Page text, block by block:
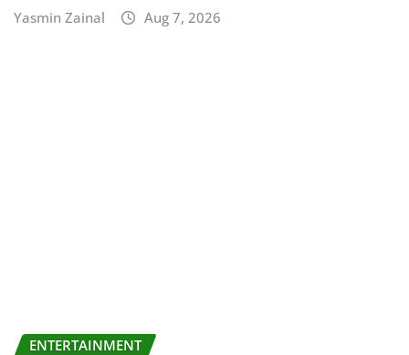
Yasmin Zainal Aug 7, 2026
ENTERTAINMENT